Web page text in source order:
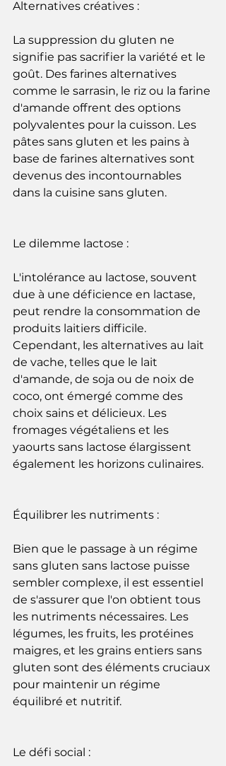
Alternatives créatives :
La suppression du gluten ne
signifie pas sacrifier la variété et le
goût. Des farines alternatives
comme le sarrasin, le riz ou la farine
d'amande offrent des options
polyvalentes pour la cuisson. Les
pâtes sans gluten et les pains à
base de farines alternatives sont
devenus des incontournables
dans la cuisine sans gluten.
Le dilemme lactose :
L'intolérance au lactose, souvent
due à une déficience en lactase,
peut rendre la consommation de
produits laitiers difficile.
Cependant, les alternatives au lait
de vache, telles que le lait
d'amande, de soja ou de noix de
coco, ont émergé comme des
choix sains et délicieux. Les
fromages végétaliens et les
yaourts sans lactose élargissent
également les horizons culinaires.
Équilibrer les nutriments :
Bien que le passage à un régime
sans gluten sans lactose puisse
sembler complexe, il est essentiel
de s'assurer que l'on obtient tous
les nutriments nécessaires. Les
légumes, les fruits, les protéines
maigres, et les grains entiers sans
gluten sont des éléments cruciaux
pour maintenir un régime
équilibré et nutritif.
Le défi social :